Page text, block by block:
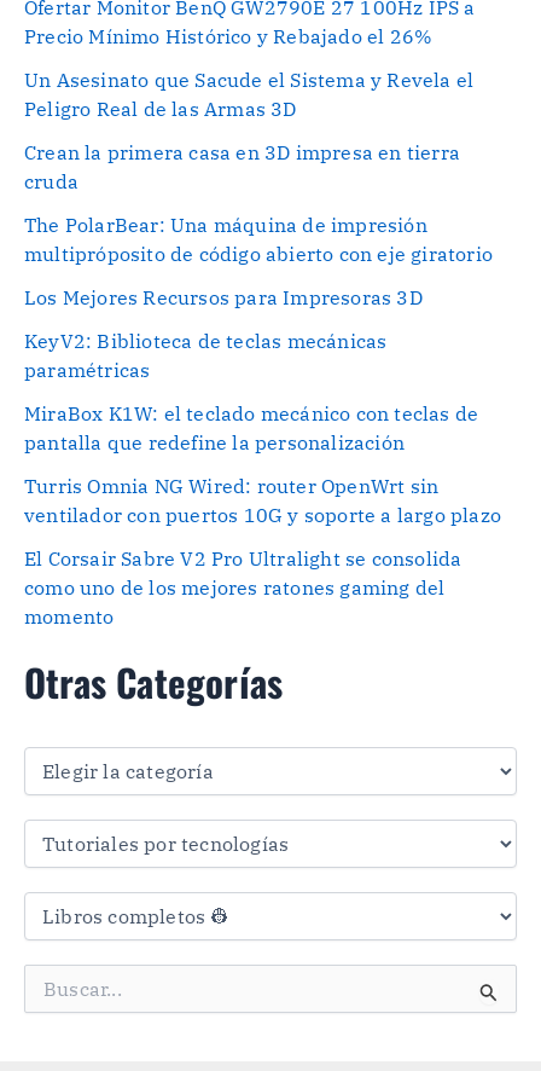
Ofertar Monitor BenQ GW2790E 27 100Hz IPS a
Precio Mínimo Histórico y Rebajado el 26%
Un Asesinato que Sacude el Sistema y Revela el
Peligro Real de las Armas 3D
Crean la primera casa en 3D impresa en tierra
cruda
The PolarBear: Una máquina de impresión
multipróposito de código abierto con eje giratorio
Los Mejores Recursos para Impresoras 3D
KeyV2: Biblioteca de teclas mecánicas
paramétricas
MiraBox K1W: el teclado mecánico con teclas de
pantalla que redefine la personalización
Turris Omnia NG Wired: router OpenWrt sin
ventilador con puertos 10G y soporte a largo plazo
El Corsair Sabre V2 Pro Ultralight se consolida
como uno de los mejores ratones gaming del
momento
Otras Categorías
O
a
a